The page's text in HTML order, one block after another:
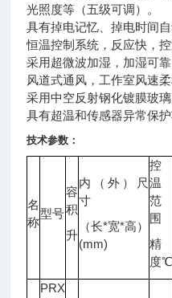
光照度等（五级可调）。
具有掉电记忆、掉电时间自
恒温控制系统，反应快，控
采用超微波加湿，加湿可
风道式通风，工作室风速柔
采用中空反射钢化镀膜玻
具有超温和传感器异常保
技术参数：
名
称
型号
容
积
升
内（外）尺
寸
（长*宽*高）
(mm)
控
温
范
围
精
度℃
PRX